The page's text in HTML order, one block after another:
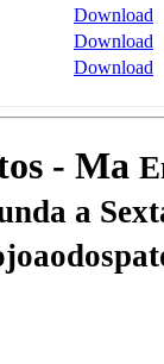
Download
Download
Download
- Ma
a